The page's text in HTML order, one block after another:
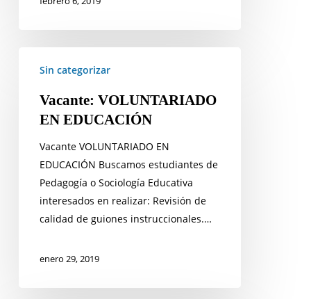
VOLUNTARIADO
EDUCACIÓN
Sin categorizar
Vacante: VOLUNTARIADO
EN EDUCACIÓN
Vacante VOLUNTARIADO EN
EDUCACIÓN Buscamos estudiantes de
Pedagogía o Sociología Educativa
interesados en realizar: Revisión de
calidad de guiones instruccionales.…
enero 29, 2019